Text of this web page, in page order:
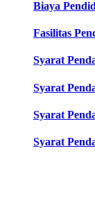
Biaya
Fasilitas
Syarat
Syarat
Syarat
Syarat